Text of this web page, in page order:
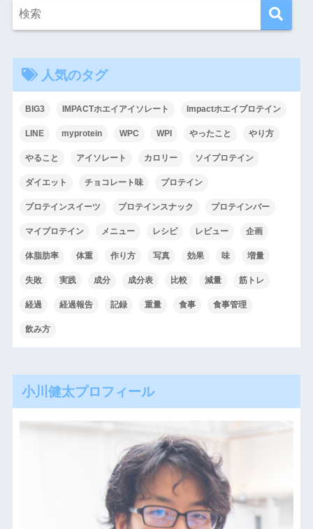
人気のタグ
BIG3 IMPACTホエイアイソレート Impactホエイプロテイン
LINE myprotein WPC WPI やったこと やり方
やること アイソレート カロリー ソイプロテイン
ダイエット チョコレート味 プロテイン
プロテインスイーツ プロテインスナック プロテインバー
マイプロテイン メニュー レシピ レビュー 企画
体脂肪率 体重 作り方 写真 効果 味 増量
失敗 実践 成分 成分表 比較 減量 筋トレ
経過 経過報告 記録 重量 食事 食事管理
飲み方
小川健太プロフィール